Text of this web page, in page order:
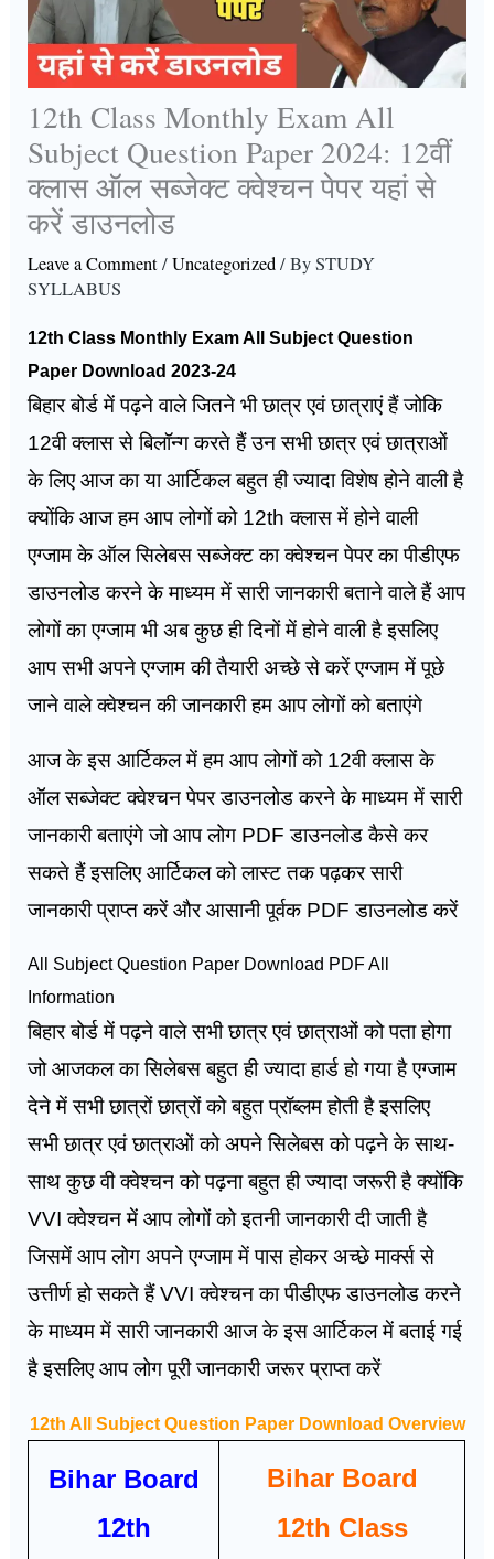
12th Class Monthly Exam All
Subject Question Paper 2024: 12वीं
क्लास ऑल सब्जेक्ट क्वेश्चन पेपर यहां से
करें डाउनलोड
Leave a Comment/Uncategorized/ BySTUDY
SYLLABUS
12th Class Monthly Exam All Subject Question
Paper Download 2023-24
बिहार बोर्ड में पढ़ने वाले जितने भी छात्र एवं छात्राएं हैं जोकि
12वी क्लास से बिलॉन्ग करते हैं उन सभी छात्र एवं छात्राओं
के लिए आज का या आर्टिकल बहुत ही ज्यादा विशेष होने वाली है
क्योंकि आज हम आप लोगों को 12th क्लास में होने वाली
एग्जाम के ऑल सिलेबस सब्जेक्ट का क्वेश्चन पेपर का पीडीएफ
डाउनलोड करने के माध्यम में सारी जानकारी बताने वाले हैं आप
लोगों का एग्जाम भी अब कुछ ही दिनों में होने वाली है इसलिए
आप सभी अपने एग्जाम की तैयारी अच्छे से करें एग्जाम में पूछे
जाने वाले क्वेश्चन की जानकारी हम आप लोगों को बताएंगे
आज के इस आर्टिकल में हम आप लोगों को 12वी क्लास के
ऑल सब्जेक्ट क्वेश्चन पेपर डाउनलोड करने के माध्यम में सारी
जानकारी बताएंगे जो आप लोग PDF डाउनलोड कैसे कर
सकते हैं इसलिए आर्टिकल को लास्ट तक पढ़कर सारी
जानकारी प्राप्त करें और आसानी पूर्वक PDF डाउनलोड करें
All Subject Question Paper Download PDF All
Information
बिहार बोर्ड में पढ़ने वाले सभी छात्र एवं छात्राओं को पता होगा
जो आजकल का सिलेबस बहुत ही ज्यादा हार्ड हो गया है एग्जाम
देने में सभी छात्रों छात्रों को बहुत प्रॉब्लम होती है इसलिए
सभी छात्र एवं छात्राओं को अपने सिलेबस को पढ़ने के साथ-
साथ कुछ वी क्वेश्चन को पढ़ना बहुत ही ज्यादा जरूरी है क्योंकि
VVI क्वेश्चन में आप लोगों को इतनी जानकारी दी जाती है
जिसमें आप लोग अपने एग्जाम में पास होकर अच्छे मार्क्स से
उत्तीर्ण हो सकते हैं VVI क्वेश्चन का पीडीएफ डाउनलोड करने
के माध्यम में सारी जानकारी आज के इस आर्टिकल में बताई गई
है इसलिए आप लोग पूरी जानकारी जरूर प्राप्त करें
12th All Subject Question Paper Download Overview
Bihar Board
12th
Bihar Board
12th Class